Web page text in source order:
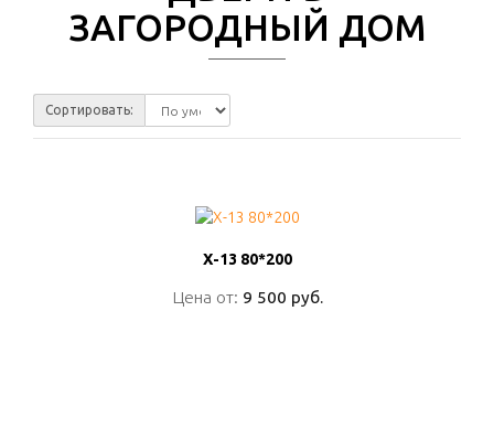
ЗАГОРОДНЫЙ ДОМ
Сортировать:
Х-13 80*200
Цена от: 9 500 руб.
Х-13 80*200
Цена от: 9 500 руб.